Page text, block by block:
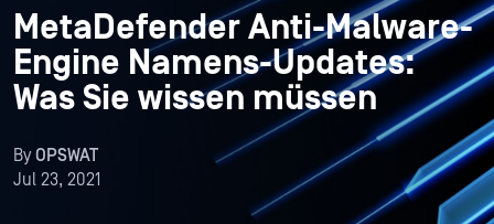
MetaDefender Anti-Malware-
Engine Namens-Updates:
Was Sie wissen müssen
ByOPSWAT
Jul 23, 2021